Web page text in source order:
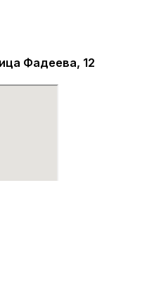
Фадеева, 12